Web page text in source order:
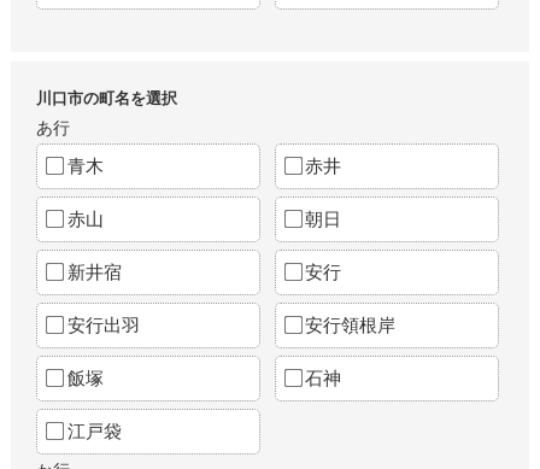
川口市の町名を選択
あ行
青木 赤井
赤山 朝日
新井宿 安行
安行出羽 安行領根岸
飯塚 石神
江戸袋